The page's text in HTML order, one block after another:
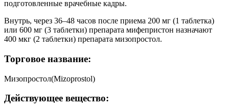
подготовленные врачебные кадры.
Внутрь, через 36–48 часов после приема 200 мг (1 таблетка)
или 600 мг (3 таблетки) препарата мифепристон назначают
400 мкг (2 таблетки) препарата мизопростол.
Торговое название:
Мизопростол(Mizoprostol)
Действующее вещество: